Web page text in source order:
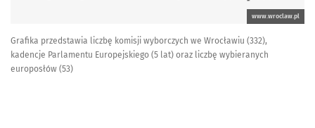
www.wroclaw.pl
Grafika przedstawia liczbę komisji wyborczych we Wrocławiu (332),
kadencje Parlamentu Europejskiego (5 lat) oraz liczbę wybieranych
europosłów (53)